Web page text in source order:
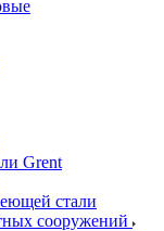
Grent
стали
сооружений